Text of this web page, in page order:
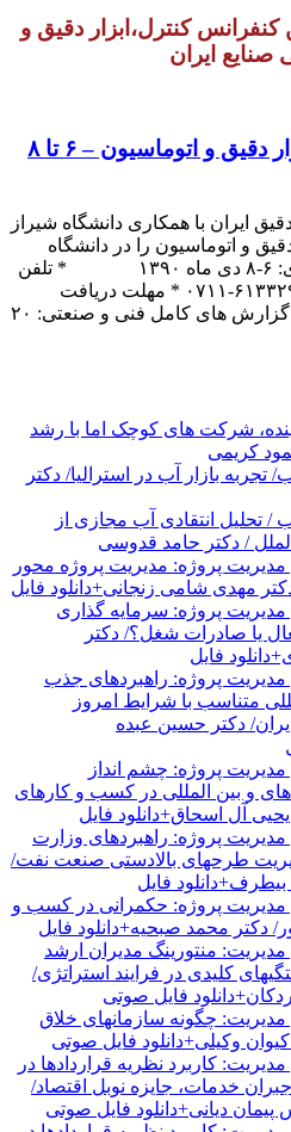
كنترل،ابزار دقيق و
صنایع ایران
دومین کنفرانس کنترل،ابزار دقیق و اتوماسیون – ۶ تا ۸
ایران با همکاری دانشگاه شیراز
و اتوماسیون را در دانشگاه
برگزار می نماید. زمان برگزاری: ۶-۸ دی ماه ۱۳۹۰ * تلفن
دبیرخانه: ۵۳۵۳۴۵۰-۰۹۱۷ * ۶۱۳۳۲۹۰-۰۷۱۱ * مهلت دریافت
مقالات کامل و مهلت دریافت گزارش های کامل فنی و صنعتی: ۲۰
شرکت های کوچک اما با رشد
کریمی
بازار آب در استرالیا/ دکتر
/ تحلیل انتقادی آب مجازی از
/ دکتر حامد قدوسی
پروژه: مدیریت پروژه محور
مهدی شامی زنجانی+دانلود فایل
پروژه: سرمایه گذاری
یا صادرات شغل؟/ دکتر
فایل
پروژه: راهبردهای جذب
متناسب با شرایط امروز
دکتر حسین عبده
پروژه: چشم انداز
و بین المللی در کسب و کارهای
آل اسحاق+دانلود فایل
پروژه: راهبردهای وزارت
طرحهای بالادستی صنعت نفت/
فایل
پروژه: حکمرانی در کسب و
دکتر محمد صبحیه+دانلود فایل
منتورینگ مدیران ارشد
کلیدی در فرایند استراتژی/
فایل صوتی
چگونه سازمانهای خلاق
وکیلی+دانلود فایل صوتی
کاربرد نظریه قراردادها در
خدمات، جایزه نوبل اقتصاد/
دیانی+دانلود فایل صوتی